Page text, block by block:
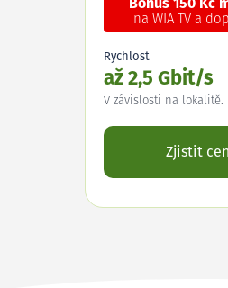
Bonus 150 Kč
na WIA TV a
Rychlost
až 2,5 Gbit/s
V závislosti na lokalitě.
Zjistit